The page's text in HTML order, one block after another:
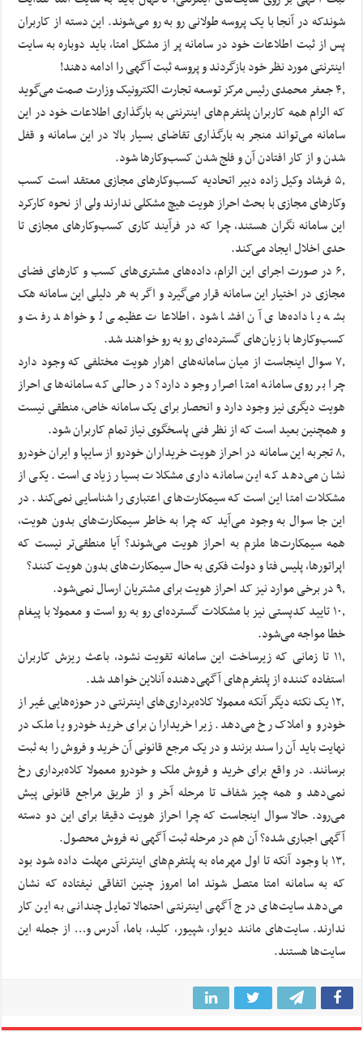
شوندکه در آنجا با یک پروسه طولانی رو به رو می‌شوند. این دسته از کاربران
پس از ثبت اطلاعات خود در سامانه پر از مشکل امتا، باید دوباره به سایت
اینترنتی مورد نظر خود بازگردند و پروسه ثبت آگهی را ادامه دهند!
۴٫ جعفر محمدی رئیس مرکز توسعه تجارت الکترونیک وزارت صمت می‌گوید
که الزام همه کاربران پلتفرم‌های اینترنتی به بارگذاری اطلاعات خود در این
سامانه می‌تواند منجر به بارگذاری تقاضای بسیار بالا در این سامانه و قفل
شدن و از کار افتادن آن و فلج شدن کسب‌وکارها شود.
۵٫ فرشاد وکیل زاده دبیر اتحادیه کسب‌وکارهای مجازی معتقد است کسب
وکارهای مجازی با بحث احراز هویت هیچ مشکلی ندارند ولی از نحوه کارکرد
این سامانه نگران هستند، چرا که در فرآیند کاری کسب‌وکارهای مجازی تا
حدی اخلال ایجاد می‌کند.
۶٫ در صورت اجرای این الزام، داده‌های مشتری‌های کسب و کارهای فضای
مجازی در اختیار این سامانه قرار می‌گیرد و اگر به هر دلیلی این سامانه هک
بشه یا داده‌های آن افشا شود، اطلاعات عظیمی لو خواهد رفت و
کسب‌وکارها با زیان‌های گسترده‌ای رو به رو خواهند شد.
۷٫ سوال اینجاست از میان سامانه‌های اهزار هویت مختلفی که وجود دارد
چرا بر روی سامانه امتا اصرار وجود دارد؟ در حالی که سامانه‌های احراز
هویت دیگری نیز وجود دارد و انحصار برای یک سامانه خاص، منطقی نیست
و همچنین بعید است که از نظر فنی پاسخگوی نیاز تمام کاربران شود.
۸٫ تجربه این سامانه در احراز هویت خریداران خودرو از سایپا و ایران خودرو
نشان می‌دهد که این سامانه داری مشکلات بسیار زیادی است. یکی از
مشکلات امتا این است که سیمکارت‌های اعتباری را شناسایی نمی‌کند. در
این جا سوال به وجود می‌آید که چرا به خاطر سیمکارت‌های بدون هویت،
همه سیمکارت‌ها ملزم به احراز هویت می‌شوند؟ آیا منطقی‌تر نیست که
اپراتورها، پلیس فتا و دولت فکری به حال سیمکارت‌های بدون هویت کنند؟
۹٫ در برخی موارد نیز کد احراز هویت برای مشتریان ارسال نمی‌شود.
۱۰٫ تایید کدپستی نیز با مشکلات گسترده‌ای رو به رو است و معمولا با پیغام
خطا مواجه می‌شود.
۱۱٫ تا زمانی که زیرساخت این سامانه تقویت نشود، باعث ریزش کاربران
استفاده کننده از پلتفرم‌های آگهی‌دهنده آنلاین خواهد شد.
۱۲٫ یک نکته دیگر آنکه معمولا کلاه‌برداری‌های اینترنتی در حوزه‌هایی غیر از
خودرو و املاک رخ می‌دهد. زیرا خریداران برای خرید خودرو یا ملک در
نهایت باید آن را سند بزنند و در یک مرجع قانونی آن خرید و فروش را به ثبت
برسانند. در واقع برای خرید و فروش ملک و خودرو معمولا کلاه‌برداری رخ
نمی‌دهد و همه چیز شفاف تا مرحله آخر و از طریق مراجع قانونی پیش
می‌رود. حالا سوال اینجاست که چرا احراز هویت دقیقا برای این دو دسته
آگهی اجباری شده؟ آن هم در مرحله ثبت آگهی نه فروش محصول.
۱۳٫ با وجود آنکه تا اول مهرماه به پلتفرم‌های اینترنتی مهلت داده شود بود
که به سامانه امتا متصل شوند اما امروز چنین اتفاقی نیفتاده که نشان
می‌دهد سایت‌های درج آگهی اینترنتی احتمالا تمایل چندانی به این کار
ندارند. سایت‌های مانند دیوار، شپیور، کلید، باما، آدرس و… از جمله این
سایت‌ها هستند.